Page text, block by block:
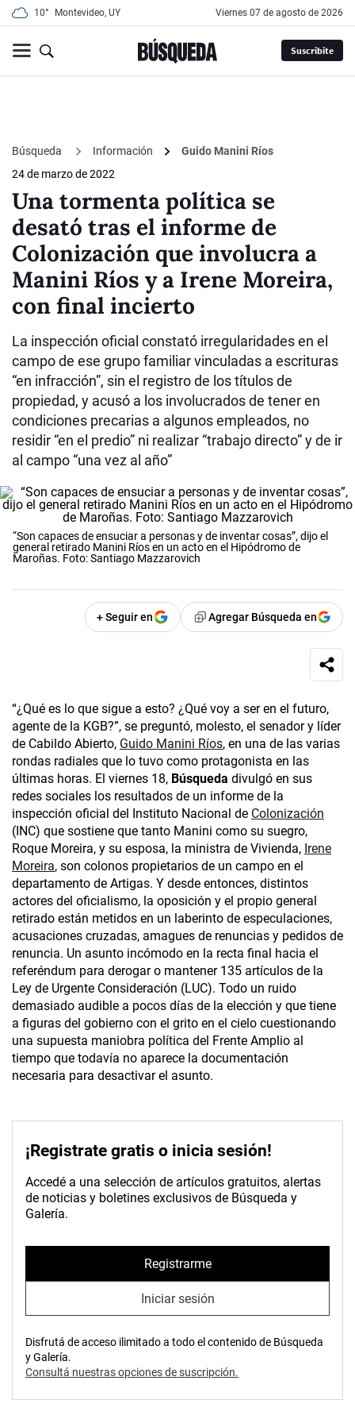
10° Montevideo, UY viernes 07 de agosto de 2026
Suscribite
Búsqueda Información
Guido Manini Ríos
24 de marzo de 2022
Una tormenta política se
desató tras el informe de
Colonización que involucra a
Manini Ríos y a Irene Moreira,
con final incierto
La inspección oficial constató irregularidades en el
campo de ese grupo familiar vinculadas a escrituras
“en infracción”, sin el registro de los títulos de
propiedad, y acusó a los involucrados de tener en
condiciones precarias a algunos empleados, no
residir “en el predio” ni realizar “trabajo directo” y de ir
al campo “una vez al año”
“Son capaces de ensuciar a personas y de inventar cosas”, dijo el
general retirado Manini Ríos en un acto en el Hipódromo de
Maroñas. Foto: Santiago Mazzarovich
+ Seguir en Agregar Búsqueda en
“¿Qué es lo que sigue a esto? ¿Qué voy a ser en el futuro,
agente de la KGB?”, se preguntó, molesto, el senador y líder
de Cabildo Abierto, Guido Manini Ríos, en una de las varias
rondas radiales que lo tuvo como protagonista en las
últimas horas. El viernes 18, Búsqueda divulgó en sus
redes sociales los resultados de un informe de la
inspección oficial del Instituto Nacional de Colonización
(INC) que sostiene que tanto Manini como su suegro,
Roque Moreira, y su esposa, la ministra de Vivienda, Irene
Moreira, son colonos propietarios de un campo en el
departamento de Artigas. Y desde entonces, distintos
actores del oficialismo, la oposición y el propio general
retirado están metidos en un laberinto de especulaciones,
acusaciones cruzadas, amagues de renuncias y pedidos de
renuncia. Un asunto incómodo en la recta final hacia el
referéndum para derogar o mantener 135 artículos de la
Ley de Urgente Consideración (LUC). Todo un ruido
demasiado audible a pocos días de la elección y que tiene
a figuras del gobierno con el grito en el cielo cuestionando
una supuesta maniobra política del Frente Amplio al
tiempo que todavía no aparece la documentación
necesaria para desactivar el asunto.
¡Registrate gratis o inicia sesión!
Accedé a una selección de artículos gratuitos, alertas
de noticias y boletines exclusivos de Búsqueda y
Galería.
Registrarme
Iniciar sesión
Disfrutá de acceso ilimitado a todo el contenido de Búsqueda
y Galería.
Consultá nuestras opciones de suscripción.